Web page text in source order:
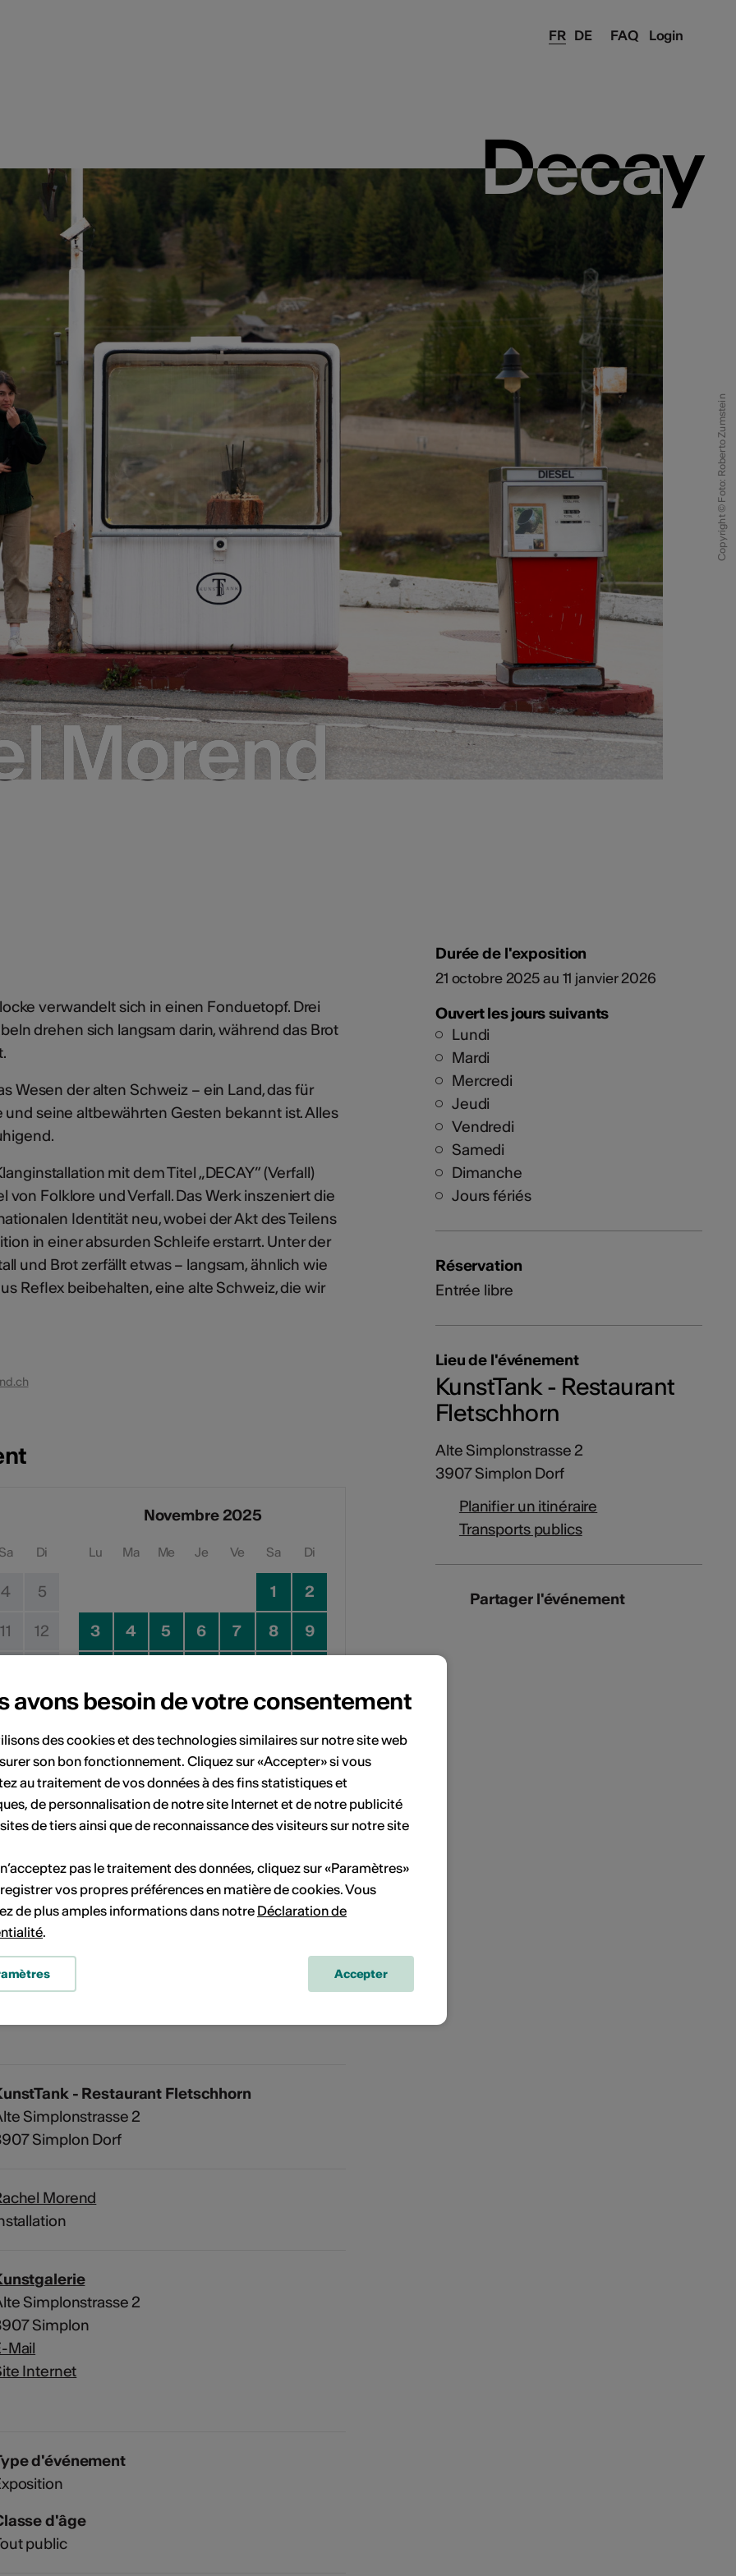
FAQ Login
FR DE
Decay
Morend
Copyright © Foto: Roberto Zumstein
Decay
Morend
verwandelt sich in einen Fonduetopf. Drei
drehen sich langsam darin, während das Brot
Wesen der alten Schweiz – ein Land, das für
und seine altbewährten Gesten bekannt ist. Alles
mit dem Titel „DECAY” (Verfall)
Folklore und Verfall. Das Werk inszeniert die
Identität neu, wobei der Akt des Teilens
in einer absurden Schleife erstarrt. Unter der
und Brot zerfällt etwas – langsam, ähnlich wie
Reflex beibehalten, eine alte Schweiz, die wir
Sa Di
4 5
11 12
26
Novembre 2025
Lu Ma Me Je Ve Sa Di
1 2
3 4 5 6 7 8 9
17 18 19 20 21 22 23
24 25 26 27 28 29 30
Pas de date de mise en œuvre
à votre calendrier.
- Restaurant Fletschhorn
Simplonstrasse 2
Simplon Dorf
Morend
Simplonstrasse 2
Simplon
Mail
Internet
d'événement
d'âge
public
Durée de l'exposition
21 octobre 2025 au 11 janvier 2026
Ouvert les jours suivants
Lundi
Mardi
Mercredi
Jeudi
Vendredi
Samedi
Dimanche
Jours fériés
Réservation
Entrée libre
Lieu de l'événement
KunstTank - Restaurant
Fletschhorn
Alte Simplonstrasse 2
3907 Simplon Dorf
Planifier un itinéraire
Transports publics
Partager l'événement
avons besoin de votre consentement
des cookies et des technologies similaires sur notre site web
son bon fonctionnement. Cliquez sur «Accepter» si vous
au traitement de vos données à des fins statistiques et
de personnalisation de notre site Internet et de notre publicité
de tiers ainsi que de reconnaissance des visiteurs sur notre site
pas le traitement des données, cliquez sur «Paramètres»
vos propres préférences en matière de cookies. Vous
de plus amples informations dans notre Déclaration de
.
Accepter